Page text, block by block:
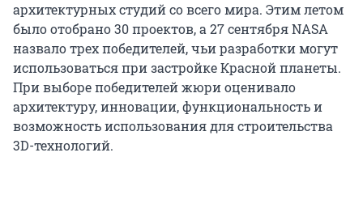
архитектурных студий со всего мира. Этим летом
было отобрано 30 проектов, а 27 сентября NASA
назвало трех победителей, чьи разработки могут
использоваться при застройке Красной планеты.
При выборе победителей жюри оценивало
архитектуру, инновации, функциональность и
возможность использования для строительства
3D-технологий.